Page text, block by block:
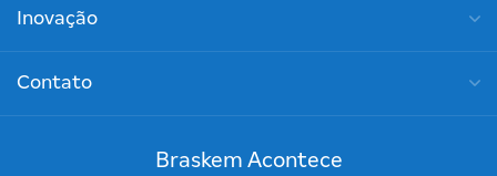
Inovação
Contato
Braskem Acontece